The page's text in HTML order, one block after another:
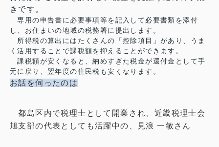
きです。
専用の申告書に必要事項等を記入して必要書類を添付
し、お住まいの地域の税務署に提出します。
所得税の算出にはたくさんの「控除項目」があり、うま
く活用することで課税額を抑えることができます。
課税額が安くなると、納めすぎた税金が還付金として手
元に戻り、翌年度の住民税も安くなります。
お話を伺ったのは
都島区内で税理士として開業され、近畿税理士会
旭支部の代表としても活躍中の、見浪 一敏さん